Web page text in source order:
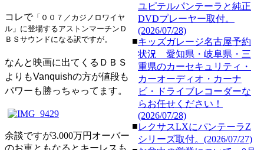
コレで「００７／カジノロワイヤ
ル」に登場するアストンマーチンＤ
ＢＳサウンドになる訳ですが。
なんと映画に出てくる ＤＢＳ
よりもVanquishの方が値段も
パワーも勝っちゃってます。
余談ですが3.000万円オーバー
のお車ともなるとキーレスも
ユピテルパンテーラと純正
DVDプレーヤー取付。
(2026/07/28)
■キッズガレージ名古屋予約
状況 愛知県・岐阜県・三
重県のカーセキュリティ・
カーオーディオ・カーナ
ビ・ドライブレコーダーな
らお任せください！
(2026/07/28)
■レクサスLXにパンテーラZ
シリーズ取付。(2026/07/27)